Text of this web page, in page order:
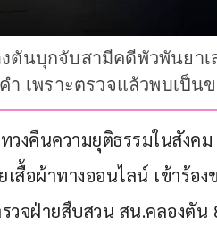
ตันบุกจับสามีคดีพัวพันย
เพราะตรวจแล้วพบเป็น
งคืนความยุติธรรมในสังค
อผ้าทางออนไลน์ เข้าร้อง
จฝ่ายสืบสวน สน.คลองตัน